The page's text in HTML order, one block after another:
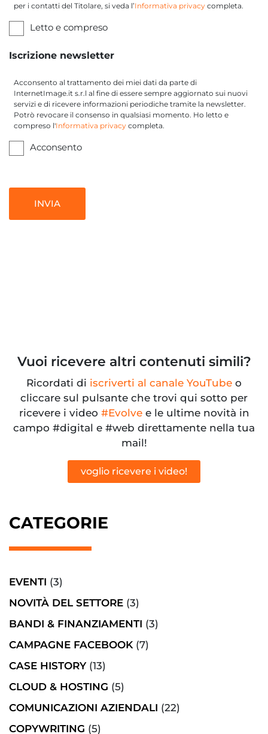
per i contatti del Titolare, si veda l’Informativa privacy completa.
Letto e compreso
Iscrizione newsletter
Acconsento al trattamento dei miei dati da parte di
InternetImage.it s.r.l al fine di essere sempre aggiornato sui nuovi
servizi e di ricevere informazioni periodiche tramite la newsletter.
Potrò revocare il consenso in qualsiasi momento. Ho letto e
compreso l'Informativa privacy completa.
Acconsento
Vuoi ricevere altri contenuti simili?
Ricordati di iscriverti al canale YouTube o
cliccare sul pulsante che trovi qui sotto per
ricevere i video #Evolvee le ultime novità in
campo #digital e #web direttamente nella tua
mail!
voglio ricevere i video!
CATEGORIE
EVENTI (3)
NOVITÀ DEL SETTORE (3)
BANDI & FINANZIAMENTI (3)
CAMPAGNE FACEBOOK (7)
CASE HISTORY(13)
CLOUD & HOSTING (5)
COMUNICAZIONI AZIENDALI (22)
COPYWRITING (5)